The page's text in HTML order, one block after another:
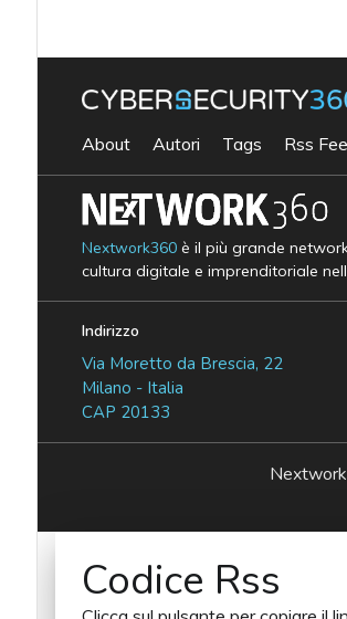
About Autori Tags Rss
Nextwork360è il più grande
cultura digitale e imprenditoriale
Indirizzo
Via Moretto da Brescia, 22
Milano - Italia
CAP 20133
Codice Rss